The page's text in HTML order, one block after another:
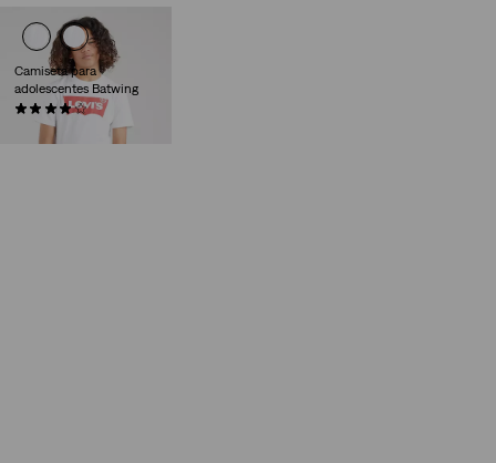
Camiseta para
adolescentes Batwing
(63)
18,00 €